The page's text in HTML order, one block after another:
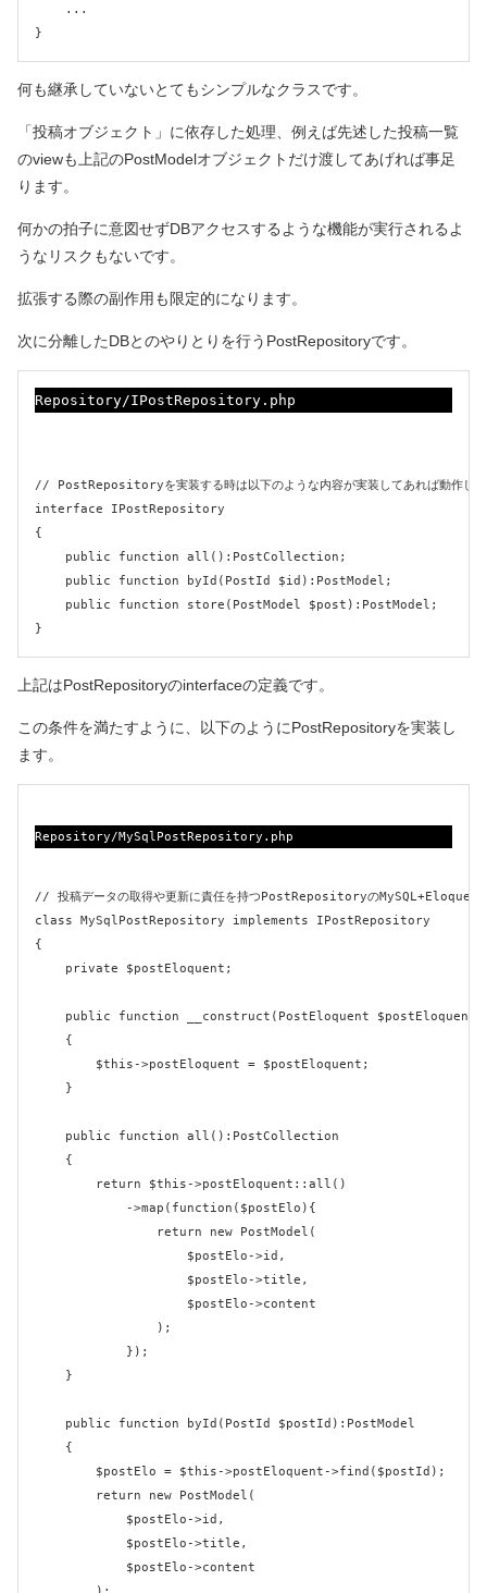
    ...
何も継承していないとてもシンプルなクラスです。
「投稿オブジェクト」に依存した処理、例えば先述した投稿一覧
のviewも上記のPostModelオブジェクトだけ渡してあげれば事足
ります。
何かの拍子に意図せずDBアクセスするような機能が実行されるよ
うなリスクもないです。
拡張する際の副作用も限定的になります。
次に分離したDBとのやりとりを行うPostRepositoryです。
Repository/IPostRepository.php
// PostRepositoryを実装する時は以下のような内容が実装してあれば動作しま
interface IPostRepository
{
    public function all():PostCollection;
    public function byId(PostId $id):PostModel;
    public function store(PostModel $post):PostModel;
}
上記はPostRepositoryのinterfaceの定義です。
この条件を満たすように、以下のようにPostRepositoryを実装し
ます。
Repository/MySqlPostRepository.php
// 投稿データの取得や更新に責任を持つPostRepositoryのMySQL+Eloquent
class MySqlPostRepository implements IPostRepository
{
    private $postEloquent;
    public function __construct(PostEloquent $postEloquent)
    {
        $this->postEloquent = $postEloquent;
    }
    public function all():PostCollection
    {
        return $this->postEloquent::all()
            ->map(function($postElo){
                return new PostModel(
                    $postElo->id,
                    $postElo->title,
                    $postElo->content
                );
            });
    }
    public function byId(PostId $postId):PostModel
    {
        $postElo = $this->postEloquent->find($postId);
        return new PostModel(
            $postElo->id,
            $postElo->title,
            $postElo->content